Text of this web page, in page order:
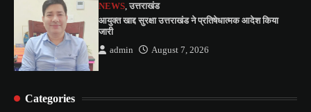
NEWS ,उत्तराखंड
आयुक्त खाद्द सुरक्षा उत्तराखंड ने प्रतिषेधात्मक आदेश किया
जारी
admin August 7, 2026
Categories